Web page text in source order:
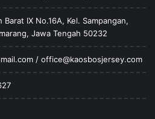
Barat IX No.16A, Kel. Sampangan,
Jawa Tengah 50232
/ office@kaosbosjersey.com